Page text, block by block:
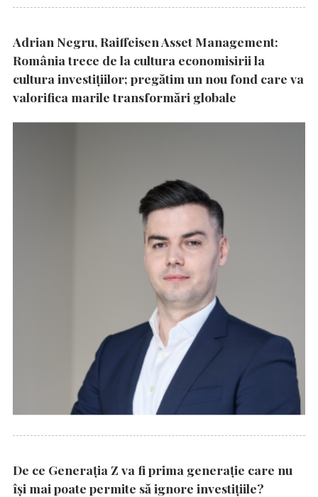
Adrian Negru, Raiffeisen Asset Management:
România trece de la cultura economisirii la
cultura investițiilor; pregătim un nou fond care va
valorifica marile transformări globale
De ce Generația Z va fi prima generație care nu
își mai poate permite să ignore investițiile?